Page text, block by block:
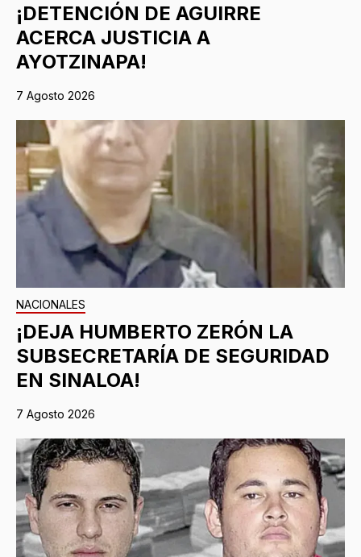
¡DETENCIÓN DE AGUIRRE
ACERCA JUSTICIA A
AYOTZINAPA!
7 Agosto 2026
NACIONALES
¡DEJA HUMBERTO ZERÓN LA
SUBSECRETARÍA DE SEGURIDAD
EN SINALOA!
7 Agosto 2026